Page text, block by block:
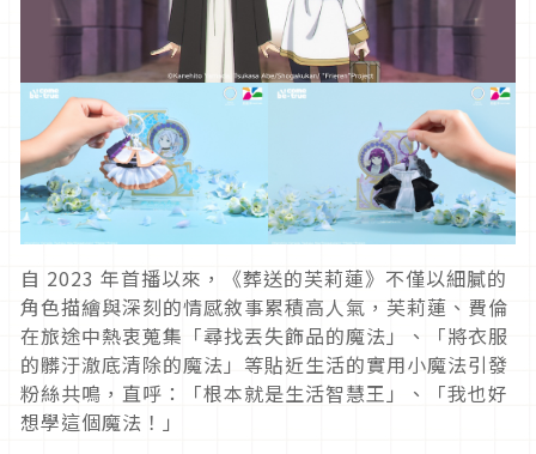
自 2023 年首播以來，《葬送的芙莉蓮》不僅以細膩的
角色描繪與深刻的情感敘事累積高人氣，芙莉蓮、費倫
在旅途中熱衷蒐集「尋找丟失飾品的魔法」、「將衣服
的髒汙澈底清除的魔法」等貼近生活的實用小魔法引發
粉絲共鳴，直呼：「根本就是生活智慧王」、「我也好
想學這個魔法！」